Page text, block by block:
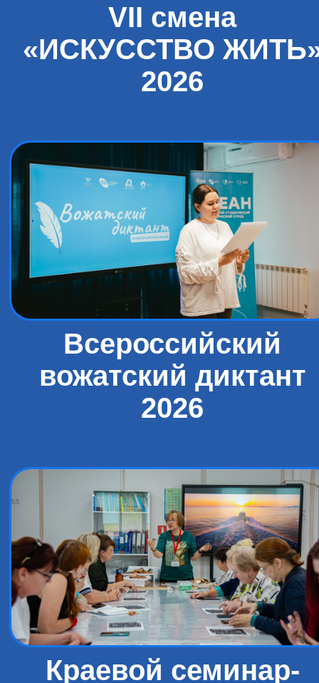
VII смена
«ИСКУССТВО
2026
Всероссийский
вожатский диктант
2026
Краевой семинар-